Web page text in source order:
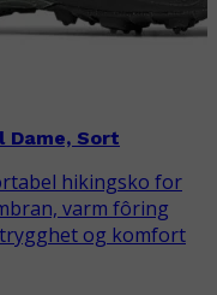
Dame, Sort
hikingsko for
varm fôring
og komfort